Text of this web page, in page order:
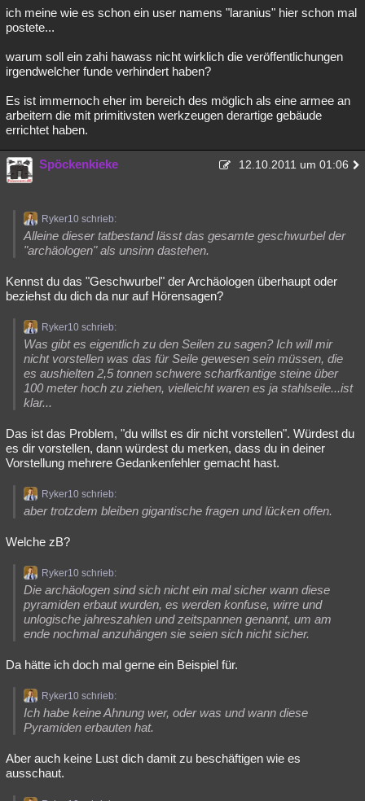
ich meine wie es schon ein user namens "laranius" hier schon mal
postete...
warum soll ein zahi hawass nicht wirklich die veröffentlichungen
irgendwelcher funde verhindert haben?
Es ist immernoch eher im bereich des möglich als eine armee an
arbeitern die mit primitivsten werkzeugen derartige gebäude
errichtet haben.
Spöckenkieke 12.10.2011 um 01:06
Ryker10 schrieb:
Alleine dieser tatbestand lässt das gesamte geschwurbel der
"archäologen" als unsinn dastehen.
Kennst du das "Geschwurbel" der Archäologen überhaupt oder
beziehst du dich da nur auf Hörensagen?
Ryker10 schrieb:
Was gibt es eigentlich zu den Seilen zu sagen? Ich will mir
nicht vorstellen was das für Seile gewesen sein müssen, die
es aushielten 2,5 tonnen schwere scharfkantige steine über
100 meter hoch zu ziehen, vielleicht waren es ja stahlseile...ist
klar...
Das ist das Problem, "du willst es dir nicht vorstellen". Würdest du
es dir vorstellen, dann würdest du merken, dass du in deiner
Vorstellung mehrere Gedankenfehler gemacht hast.
Ryker10 schrieb:
aber trotzdem bleiben gigantische fragen und lücken offen.
Welche zB?
Ryker10 schrieb:
Die archäologen sind sich nicht ein mal sicher wann diese
pyramiden erbaut wurden, es werden konfuse, wirre und
unlogische jahreszahlen und zeitspannen genannt, um am
ende nochmal anzuhängen sie seien sich nicht sicher.
Da hätte ich doch mal gerne ein Beispiel für.
Ryker10 schrieb:
Ich habe keine Ahnung wer, oder was und wann diese
Pyramiden erbauten hat.
Aber auch keine Lust dich damit zu beschäftigen wie es
ausschaut.